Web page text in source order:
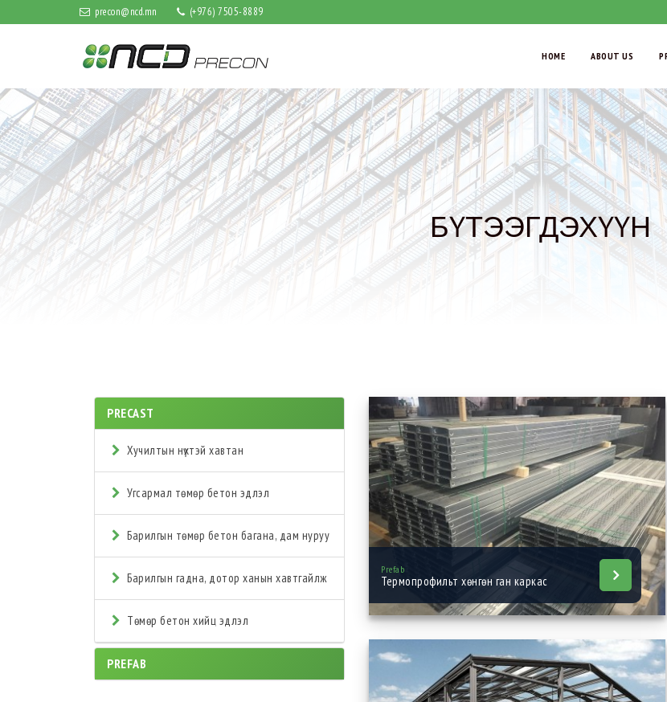
precon@ncd.mn (+976) 7505-8889
HOME ABOUT US
БҮТЭЭГДЭХҮҮН
PRECAST
Хучилтын нүхтэй хавтан
Угсармал төмөр бетон эдлэл
Барилгын төмөр бетон багана, дам нуруу
Барилгын гадна, дотор ханын хавтгайлж
Төмөр бетон хийц эдлэл
PREFAB
Prefab
Термопрофильт хөнгөн ган каркас